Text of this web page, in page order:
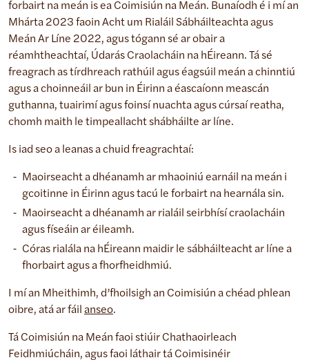
forbairt na meán is ea Coimisiún na Meán. Bunaíodh é i mí an
Mhárta 2023 faoin Acht um Rialáil Sábháilteachta agus
Meán Ar Líne 2022, agus tógann sé ar obair a
réamhtheachtaí, Údarás Craolacháin na hÉireann. Tá sé
freagrach as tírdhreach rathúil agus éagsúil meán a chinntiú
agus a choinneáil ar bun in Éirinn a éascaíonn meascán
guthanna, tuairimí agus foinsí nuachta agus cúrsaí reatha,
chomh maith le timpeallacht shábháilte ar líne.
Is iad seo a leanas a chuid freagrachtaí:
Maoirseacht a dhéanamh ar mhaoiniú earnáil na meán i
gcoitinne in Éirinn agus tacú le forbairt na hearnála sin.
Maoirseacht a dhéanamh ar rialáil seirbhísí craolacháin
agus físeáin ar éileamh.
Córas rialála na hÉireann maidir le sábháilteacht ar líne a
fhorbairt agus a fhorfheidhmiú.
I mí an Mheithimh, d’fhoilsigh an Coimisiún a chéad phlean
oibre, atá ar fáil anseo.
Tá Coimisiún na Meán faoi stiúir Chathaoirleach
Feidhmiúcháin, agus faoi láthair tá Coimisinéir